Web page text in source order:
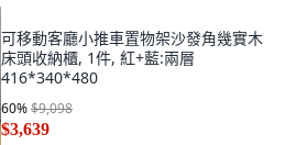
可移動客廳小推車置物架沙發角幾實木
床頭收納櫃, 1件, 紅+藍:兩層
416*340*480
60%$9,098
$3,639